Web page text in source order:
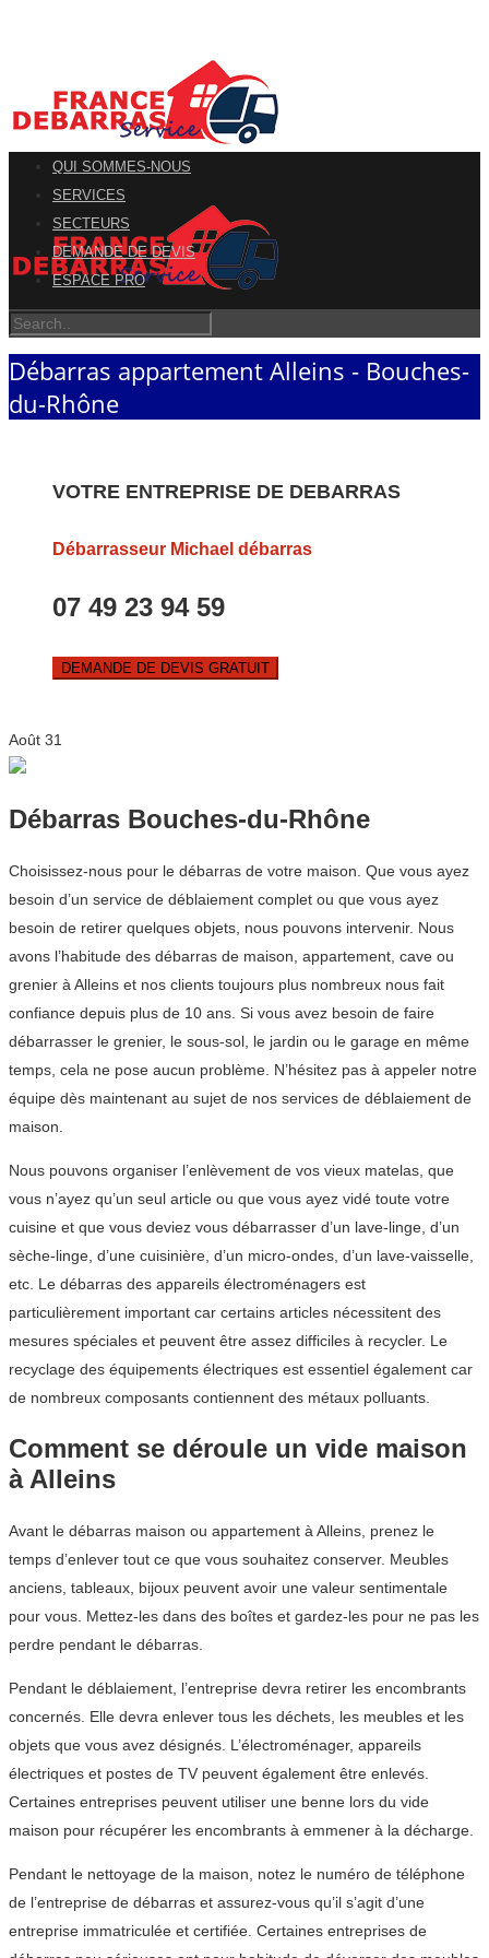
QUI SOMMES-NOUS
SERVICES
SECTEURS
DEMANDE DE DEVIS
ESPACE PRO
Débarras appartement Alleins - Bouches-
du-Rhône
VOTRE ENTREPRISE DE DEBARRAS
Débarrasseur Michael débarras
07 49 23 94 59
DEMANDE DE DEVIS GRATUIT
Août 31
Débarras Bouches-du-Rhône
Choisissez-nous pour le débarras de votre maison. Que vous ayez
besoin d’un service de déblaiement complet ou que vous ayez
besoin de retirer quelques objets, nous pouvons intervenir. Nous
avons l’habitude des débarras de maison, appartement, cave ou
grenier à Alleins et nos clients toujours plus nombreux nous fait
confiance depuis plus de 10 ans. Si vous avez besoin de faire
débarrasser le grenier, le sous-sol, le jardin ou le garage en même
temps, cela ne pose aucun problème. N’hésitez pas à appeler notre
équipe dès maintenant au sujet de nos services de déblaiement de
maison.
Nous pouvons organiser l’enlèvement de vos vieux matelas, que
vous n’ayez qu’un seul article ou que vous ayez vidé toute votre
cuisine et que vous deviez vous débarrasser d’un lave-linge, d’un
sèche-linge, d’une cuisinière, d’un micro-ondes, d’un lave-vaisselle,
etc. Le débarras des appareils électroménagers est
particulièrement important car certains articles nécessitent des
mesures spéciales et peuvent être assez difficiles à recycler. Le
recyclage des équipements électriques est essentiel également car
de nombreux composants contiennent des métaux polluants.
Comment se déroule un vide maison
à Alleins
Avant le débarras maison ou appartement à Alleins, prenez le
temps d’enlever tout ce que vous souhaitez conserver. Meubles
anciens, tableaux, bijoux peuvent avoir une valeur sentimentale
pour vous. Mettez-les dans des boîtes et gardez-les pour ne pas les
perdre pendant le débarras.
Pendant le déblaiement, l’entreprise devra retirer les encombrants
concernés. Elle devra enlever tous les déchets, les meubles et les
objets que vous avez désignés. L’électroménager, appareils
électriques et postes de TV peuvent également être enlevés.
Certaines entreprises peuvent utiliser une benne lors du vide
maison pour récupérer les encombrants à emmener à la décharge.
Pendant le nettoyage de la maison, notez le numéro de téléphone
de l’entreprise de débarras et assurez-vous qu’il s’agit d’une
entreprise immatriculée et certifiée. Certaines entreprises de